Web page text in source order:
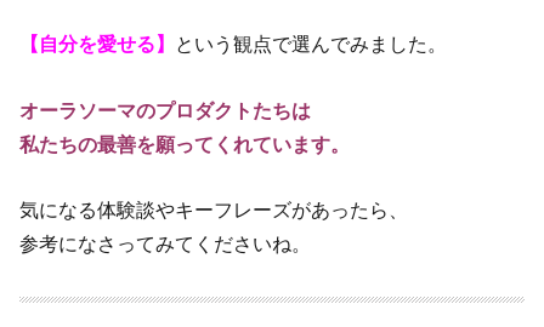
【自分を愛せる】 という観点で選んでみました。
オーラソーマのプロダクトたちは
私たちの最善を願ってくれています。
気になる体験談やキーフレーズがあったら、
参考になさってみてくださいね。